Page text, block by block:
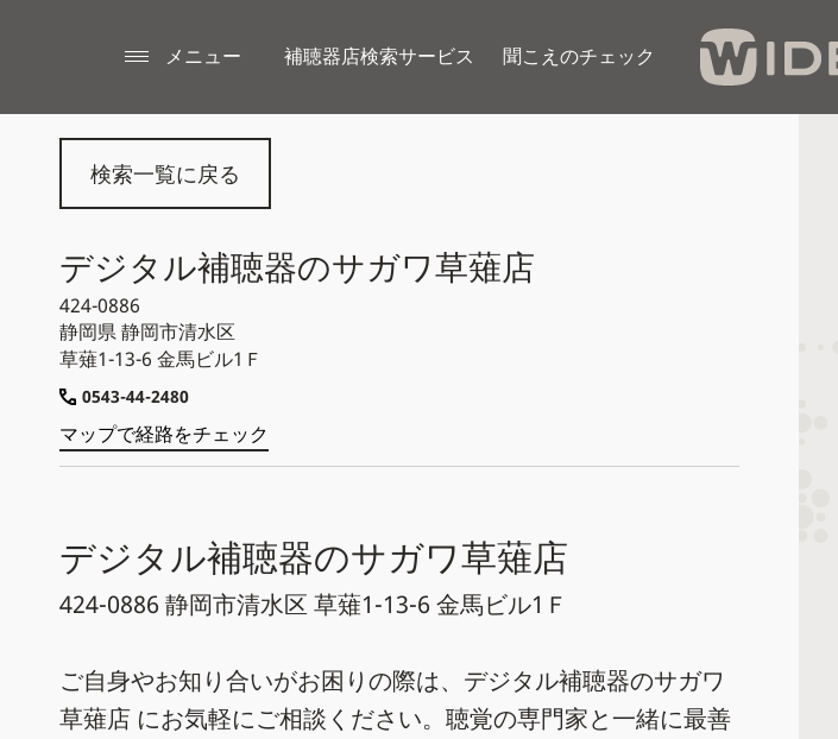
メニュー 補聴器店検索サービス 聞こえのチェック​
検索一覧に戻る
デジタル補聴器のサガワ草薙店
424-0886
静岡県静岡市清水区
草薙1-13-6 金馬ビル1Ｆ
0543-44-2480
マップで経路をチェック
デジタル補聴器のサガワ草薙店
424-0886 静岡市清水区 草薙1-13-6 金馬ビル1Ｆ
ご自身やお知り合いがお困りの際は、デジタル補聴器のサガワ
草薙店 にお気軽にご相談ください。聴覚の専門家と一緒に最善